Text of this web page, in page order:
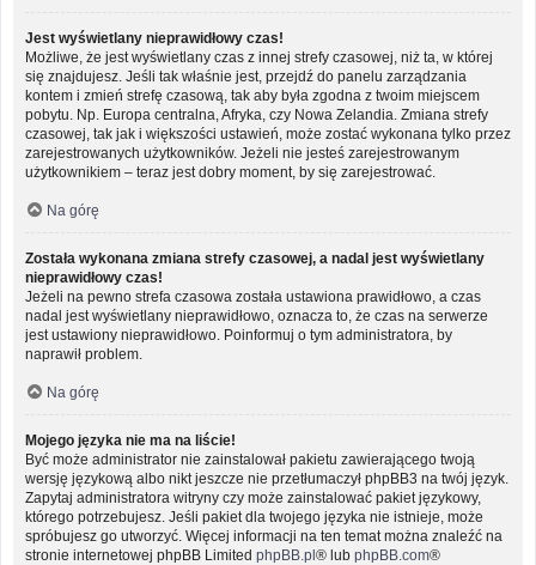
Jest wyświetlany nieprawidłowy czas!
Możliwe, że jest wyświetlany czas z innej strefy czasowej, niż ta, w której
się znajdujesz. Jeśli tak właśnie jest, przejdź do panelu zarządzania
kontem i zmień strefę czasową, tak aby była zgodna z twoim miejscem
pobytu. Np. Europa centralna, Afryka, czy Nowa Zelandia. Zmiana strefy
czasowej, tak jak i większości ustawień, może zostać wykonana tylko przez
zarejestrowanych użytkowników. Jeżeli nie jesteś zarejestrowanym
użytkownikiem – teraz jest dobry moment, by się zarejestrować.
Na górę
Została wykonana zmiana strefy czasowej, a nadal jest wyświetlany
nieprawidłowy czas!
Jeżeli na pewno strefa czasowa została ustawiona prawidłowo, a czas
nadal jest wyświetlany nieprawidłowo, oznacza to, że czas na serwerze
jest ustawiony nieprawidłowo. Poinformuj o tym administratora, by
naprawił problem.
Na górę
Mojego języka nie ma na liście!
Być może administrator nie zainstalował pakietu zawierającego twoją
wersję językową albo nikt jeszcze nie przetłumaczył phpBB3 na twój język.
Zapytaj administratora witryny czy może zainstalować pakiet językowy,
którego potrzebujesz. Jeśli pakiet dla twojego języka nie istnieje, może
spróbujesz go utworzyć. Więcej informacji na ten temat można znaleźć na
stronie internetowej phpBB Limited phpBB.pl® lub phpBB.com®